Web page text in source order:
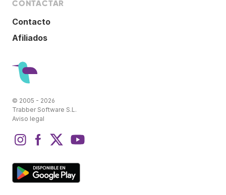
CONTACTAR
Contacto
Afiliados
© 2005 - 2026
Trabber Software S.L.
Aviso legal